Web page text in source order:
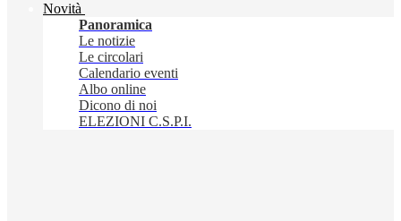
Novità
Panoramica
Le notizie
Le circolari
Calendario eventi
Albo online
Dicono di noi
ELEZIONI C.S.P.I.